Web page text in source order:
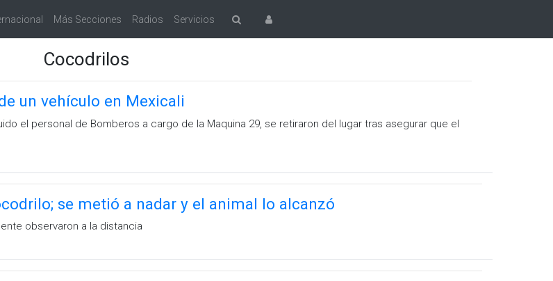
Más Secciones Radios Servicios
Cocodrilos
un vehículo en Mexicali
el personal de Bomberos a cargo de la Maquina 29, se retiraron del lugar tras asegurar que el
se metió a nadar y el animal lo alcanzó
observaron a la distancia